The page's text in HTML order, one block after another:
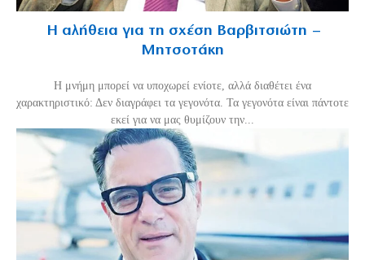
Η αλήθεια για τη σχέση Βαρβιτσιώτη –
Μητσοτάκη
H μνήμη μπορεί να υποχωρεί ενίοτε, αλλά διαθέτει ένα
χαρακτηριστικό: Δεν διαγράφει τα γεγονότα. Τα γεγονότα είναι πάντοτε
εκεί για να μας θυμίζουν την...